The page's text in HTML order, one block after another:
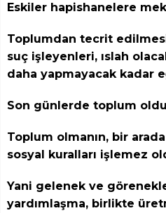
Eskiler hapishanelere
Toplumdan tecrit
suç işleyenleri, ıslah
daha yapmayacak kadar
Son günlerde toplum
Toplum olmanın, bir
sosyal kuralları işlemez
Yani gelenek ve
yardımlaşma, birlikte